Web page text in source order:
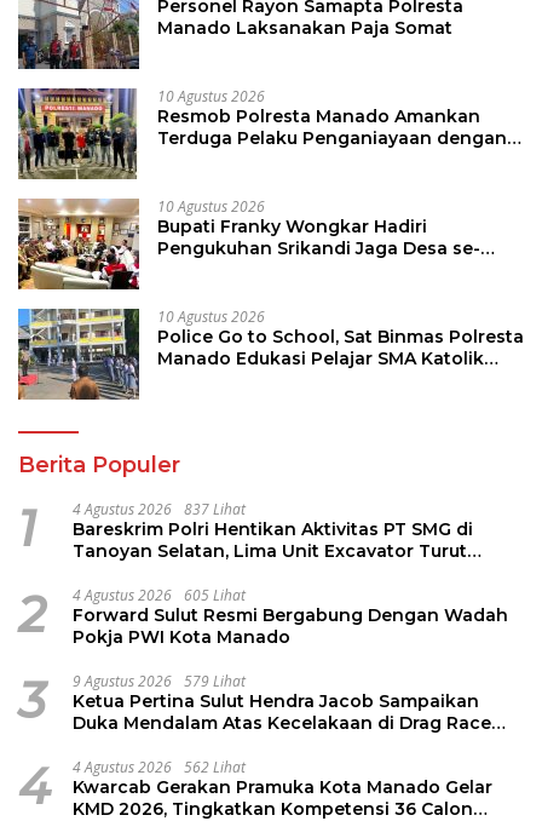
Personel Rayon Samapta Polresta
Manado Laksanakan Paja Somat
10 Agustus 2026
Resmob Polresta Manado Amankan
Terduga Pelaku Penganiayaan dengan
10 Agustus 2026
Bupati Franky Wongkar Hadiri
Pengukuhan Srikandi Jaga Desa se-
10 Agustus 2026
Police Go to School, Sat Binmas Polresta
Manado Edukasi Pelajar SMA Katolik
Berita Populer
1 4 Agustus 2026 837 Lihat
Bareskrim Polri Hentikan Aktivitas PT SMG di
Tanoyan Selatan, Lima Unit Excavator Turut
2 4 Agustus 2026 605 Lihat
Forward Sulut Resmi Bergabung Dengan Wadah
Pokja PWI Kota Manado
3 9 Agustus 2026 579 Lihat
Ketua Pertina Sulut Hendra Jacob Sampaikan
Duka Mendalam Atas Kecelakaan di Drag Race
4 4 Agustus 2026 562 Lihat
Kwarcab Gerakan Pramuka Kota Manado Gelar
KMD 2026, Tingkatkan Kompetensi 36 Calon